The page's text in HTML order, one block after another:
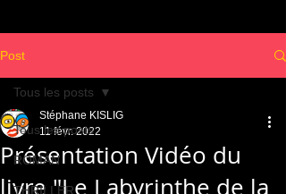
Post
Tous les posts
ROMAN
THRILLER
Tous les posts
Présentation Vidéo du
livre "Le Labyrinthe de la
Stéphane KISLIG
11 févr. 2022